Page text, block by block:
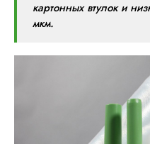
картонных втулок и
мкм.